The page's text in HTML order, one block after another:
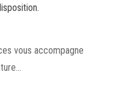
vous accompagne